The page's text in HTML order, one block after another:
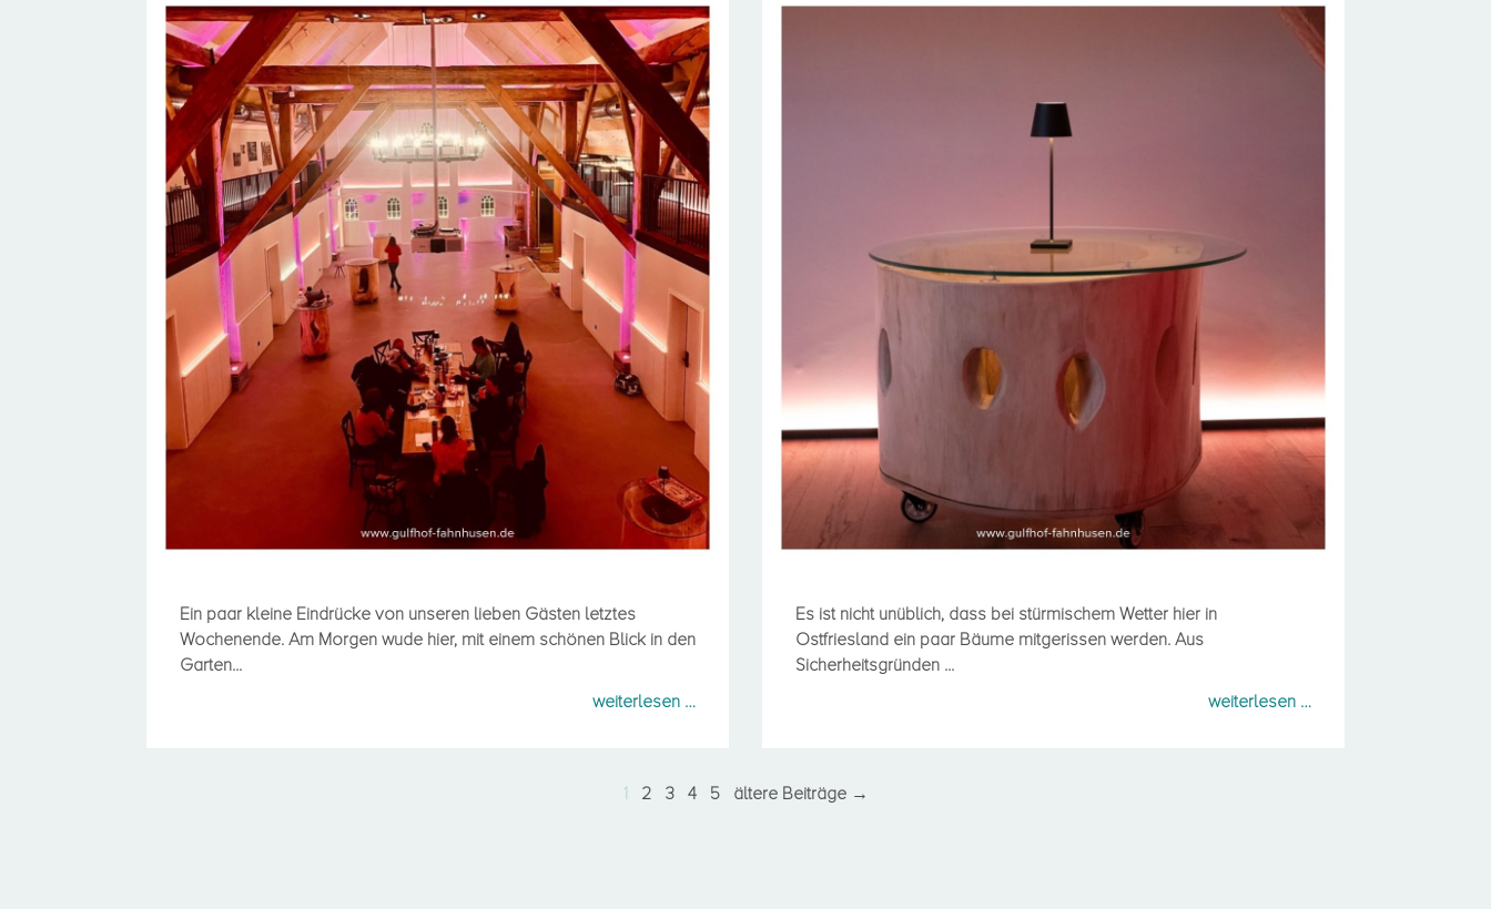
Ein paar kleine Eindrücke von unseren lieben Gästen letztes
Wochenende. Am Morgen wude hier, mit einem schönen Blick in den
Garten...
weiterlesen …
Es ist nicht unüblich, dass bei stürmischem Wetter hier in
Ostfriesland ein paar Bäume mitgerissen werden. Aus
Sicherheitsgründen ...
weiterlesen …
1 2 3 4 5 ältere Beiträge →